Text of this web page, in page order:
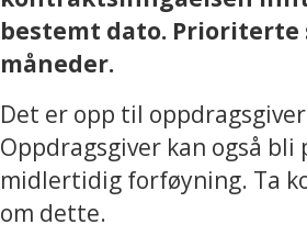
bestemt dato. Prioriterte
måneder.
Det er opp til
Oppdragsgiver kan også
midlertidig forføyning. Ta
om dette.